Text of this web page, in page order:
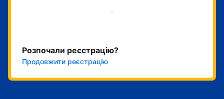
Розпочати зараз
Розпочали реєстрацію?
Продовжити реєстрацію